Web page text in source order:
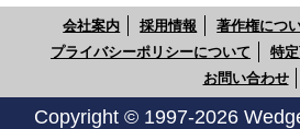
会社案内 採用情報 著作権につ
プライバシーポリシーについて
特
お問い合わせ
Copyright © 1997-2026